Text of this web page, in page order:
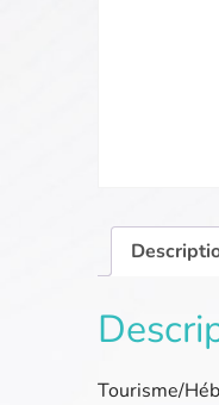
Tourisme/